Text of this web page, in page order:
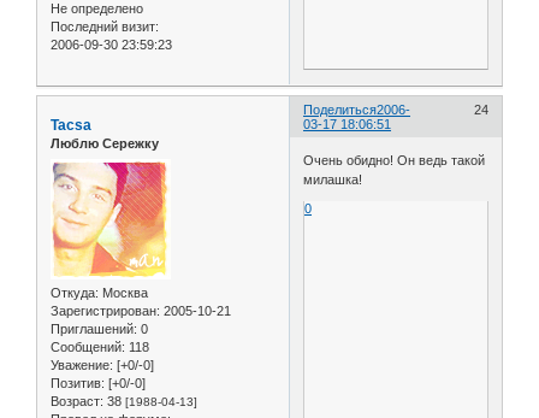
Не определено
Последний визит:
2006-09-30 23:59:23
Поделиться 24
2006-
03-17 18:06:51
Tacsa
Люблю Сережку
Откуда: Москва
Зарегистрирован: 2005-10-21
Приглашений: 0
Сообщений: 118
Уважение: [+0/-0]
Позитив: [+0/-0]
Возраст: 38 [1988-04-13]
Очень обидно! Он ведь такой
милашка!
0